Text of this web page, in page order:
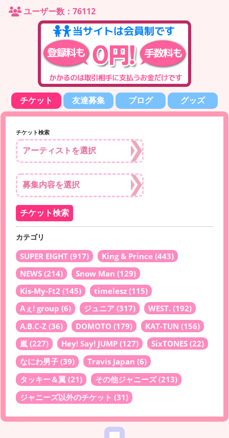
ユーザー数：76112
チケット 友達募集 ブログ グッズ
チケット検索
カテゴリ
SUPER EIGHT (917) King & Prince (443)
NEWS (214) Snow Man (129)
Kis-My-Ft2 (145) timelesz (115)
Aぇ! group (6) ジュニア (317) WEST. (192)
A.B.C-Z (36) DOMOTO (179) KAT-TUN (156)
嵐 (227) Hey! Say! JUMP (127) SixTONES (22)
なにわ男子 (39) Travis Japan (6)
タッキー＆翼 (21) その他ジャニーズ(213)
ジャニーズ以外のチケット (31)